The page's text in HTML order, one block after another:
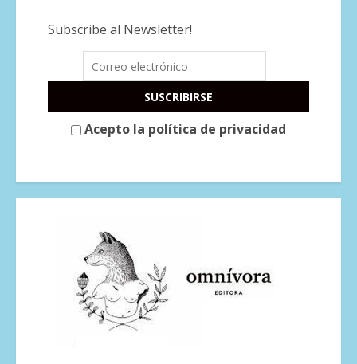
Subscribe al Newsletter!
Acepto la política de privacidad